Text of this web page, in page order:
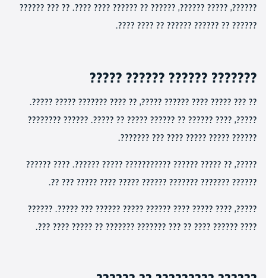
??????, ????? ??????, ?????? ?? ?????? ???? ????. ?? ??? ??????
?????? ?? ?????? ?????? ?? ???? ????.
??????? ?????? ?????? ?????
?? ??? ????? ???? ?????? ?????, ?? ???? ??????? ????? ?????.
?????, ???? ?????? ?? ?????? ????? ?? ?????. ?????? ????????
?????? ????? ????? ???? ??? ???????.
?????, ?? ????? ?????? ??????????? ????? ??????. ???? ??????
?????? ??????? ??????? ?????? ????? ???? ????? ??? ??.
?????, ???? ????? ???? ?????? ????? ?????? ??? ?????. ??????
???? ?????? ???? ?? ??? ??????? ??????? ?? ????? ???? ???.